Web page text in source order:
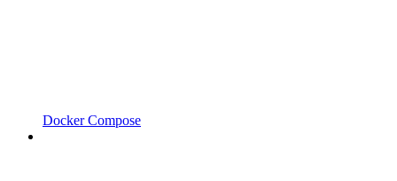
Docker Compose